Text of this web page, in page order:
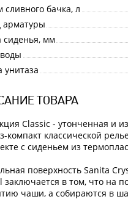
бачка, л
арматуры
сиденья, мм
ТОВАРА
Classic - утонченная и
компакт классической
с сиденьем из
поверхность Sanita
заключается в том, что на
чаши, а собираются в